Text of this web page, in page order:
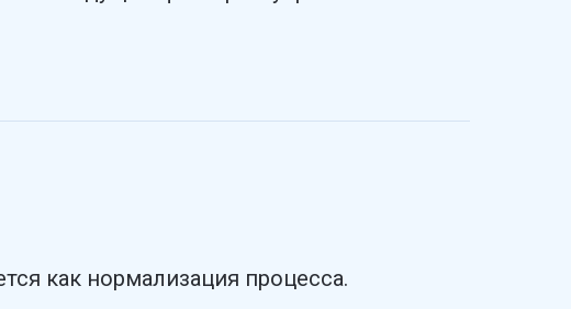
как нормализация процесса.